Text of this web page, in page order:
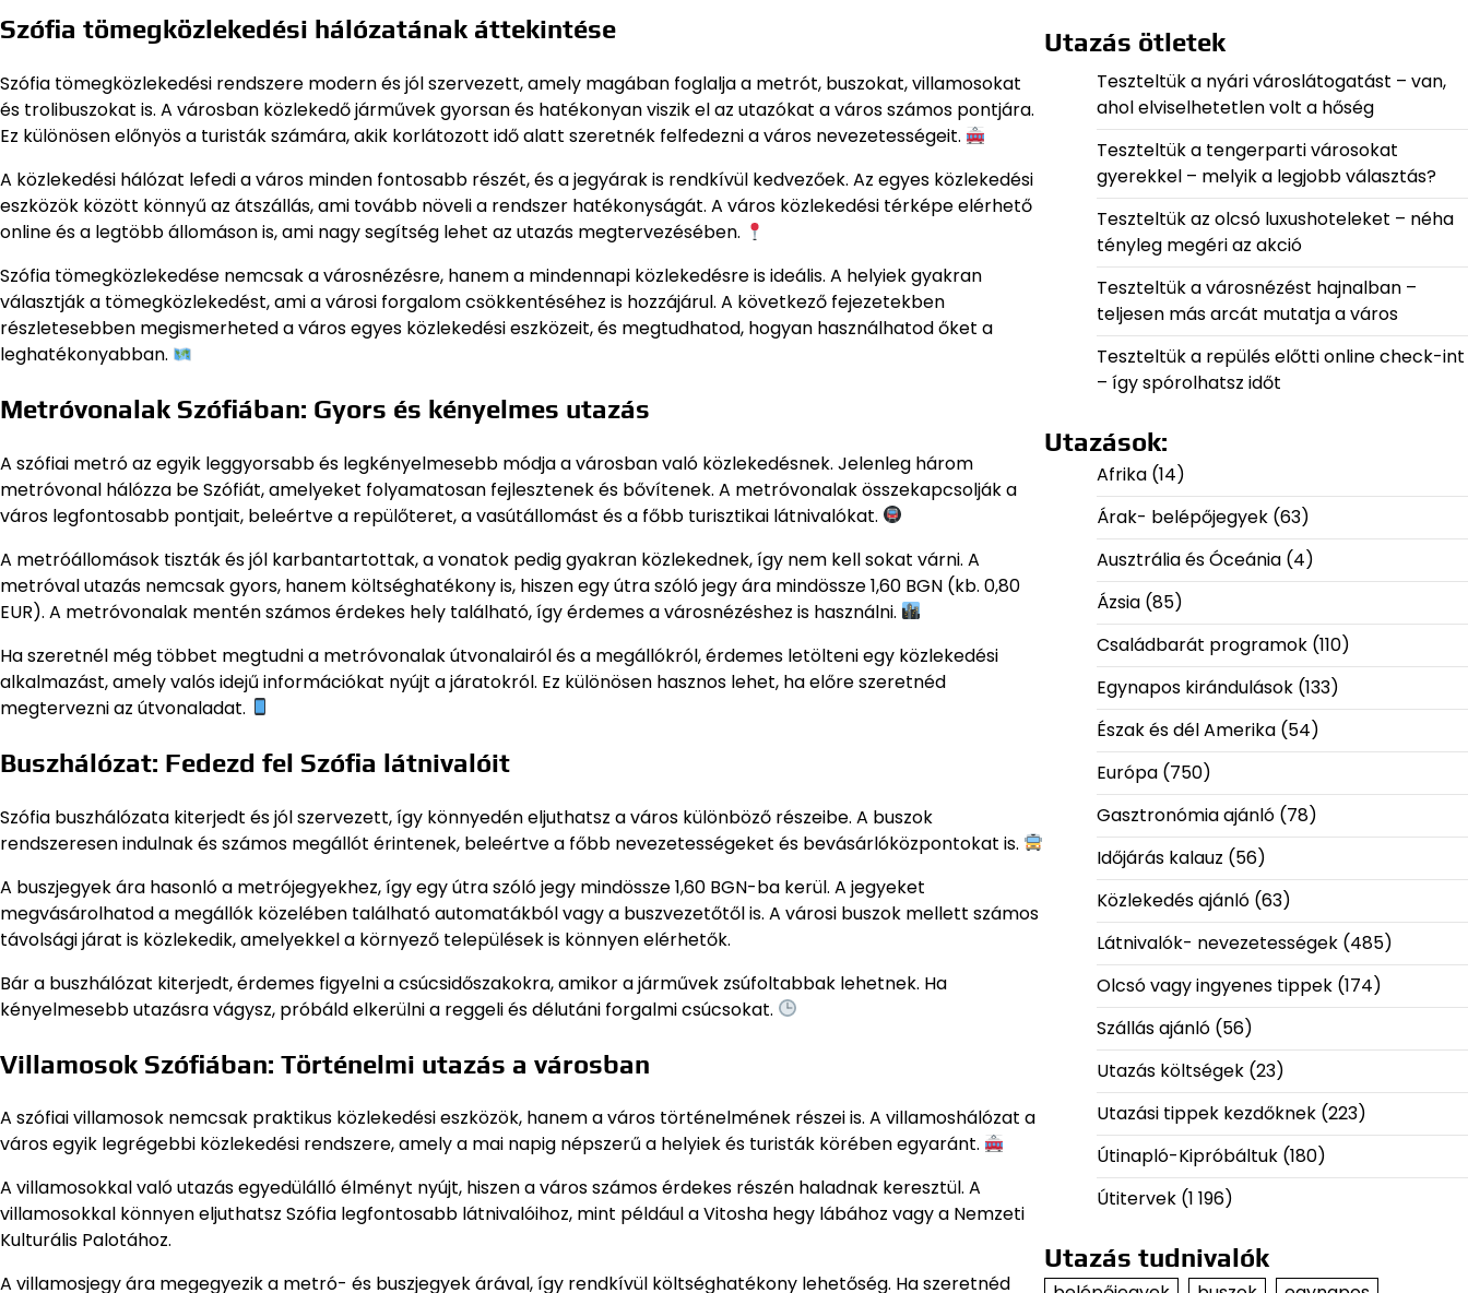
Szófia tömegközlekedési hálózatának áttekintése
Szófia tömegközlekedési rendszere modern és jól szervezett, amely magában foglalja a metrót, buszokat, villamosokat
és trolibuszokat is. A városban közlekedő járművek gyorsan és hatékonyan viszik el az utazókat a város számos pontjára.
Ez különösen előnyös a turisták számára, akik korlátozott idő alatt szeretnék felfedezni a város nevezetességeit.
A közlekedési hálózat lefedi a város minden fontosabb részét, és a jegyárak is rendkívül kedvezőek. Az egyes közlekedési
eszközök között könnyű az átszállás, ami tovább növeli a rendszer hatékonyságát. A város közlekedési térképe elérhető
online és a legtöbb állomáson is, ami nagy segítség lehet az utazás megtervezésében.
Szófia tömegközlekedése nemcsak a városnézésre, hanem a mindennapi közlekedésre is ideális. A helyiek gyakran
választják a tömegközlekedést, ami a városi forgalom csökkentéséhez is hozzájárul. A következő fejezetekben
részletesebben megismerheted a város egyes közlekedési eszközeit, és megtudhatod, hogyan használhatod őket a
leghatékonyabban.
Metróvonalak Szófiában: Gyors és kényelmes utazás
A szófiai metró az egyik leggyorsabb és legkényelmesebb módja a városban való közlekedésnek. Jelenleg három
metróvonal hálózza be Szófiát, amelyeket folyamatosan fejlesztenek és bővítenek. A metróvonalak összekapcsolják a
város legfontosabb pontjait, beleértve a repülőteret, a vasútállomást és a főbb turisztikai látnivalókat.
A metróállomások tiszták és jól karbantartottak, a vonatok pedig gyakran közlekednek, így nem kell sokat várni. A
metróval utazás nemcsak gyors, hanem költséghatékony is, hiszen egy útra szóló jegy ára mindössze 1,60 BGN (kb. 0,80
EUR). A metróvonalak mentén számos érdekes hely található, így érdemes a városnézéshez is használni.
Ha szeretnél még többet megtudni a metróvonalak útvonalairól és a megállókról, érdemes letölteni egy közlekedési
alkalmazást, amely valós idejű információkat nyújt a járatokról. Ez különösen hasznos lehet, ha előre szeretnéd
megtervezni az útvonaladat.
Buszhálózat: Fedezd fel Szófia látnivalóit
Szófia buszhálózata kiterjedt és jól szervezett, így könnyedén eljuthatsz a város különböző részeibe. A buszok
rendszeresen indulnak és számos megállót érintenek, beleértve a főbb nevezetességeket és bevásárlóközpontokat is.
A buszjegyek ára hasonló a metrójegyekhez, így egy útra szóló jegy mindössze 1,60 BGN-ba kerül. A jegyeket
megvásárolhatod a megállók közelében található automatákból vagy a buszvezetőtől is. A városi buszok mellett számos
távolsági járat is közlekedik, amelyekkel a környező települések is könnyen elérhetők.
Bár a buszhálózat kiterjedt, érdemes figyelni a csúcsidőszakokra, amikor a járművek zsúfoltabbak lehetnek. Ha
kényelmesebb utazásra vágysz, próbáld elkerülni a reggeli és délutáni forgalmi csúcsokat.
Villamosok Szófiában: Történelmi utazás a városban
A szófiai villamosok nemcsak praktikus közlekedési eszközök, hanem a város történelmének részei is. A villamoshálózat a
város egyik legrégebbi közlekedési rendszere, amely a mai napig népszerű a helyiek és turisták körében egyaránt.
A villamosokkal való utazás egyedülálló élményt nyújt, hiszen a város számos érdekes részén haladnak keresztül. A
villamosokkal könnyen eljuthatsz Szófia legfontosabb látnivalóihoz, mint például a Vitosha hegy lábához vagy a Nemzeti
Kulturális Palotához.
A villamosjegy ára megegyezik a metró- és buszjegyek árával, így rendkívül költséghatékony lehetőség. Ha szeretnéd
Utazás ötletek
Teszteltük a nyári városlátogatást – van,
ahol elviselhetetlen volt a hőség
Teszteltük a tengerparti városokat
gyerekkel – melyik a legjobb választás?
Teszteltük az olcsó luxushoteleket – néha
tényleg megéri az akció
Teszteltük a városnézést hajnalban –
teljesen más arcát mutatja a város
Teszteltük a repülés előtti online check-int
– így spórolhatsz időt
Utazások:
Afrika(14)
Árak- belépőjegyek(63)
Ausztrália és Óceánia(4)
Ázsia(85)
Családbarát programok(110)
Egynapos kirándulások(133)
Észak és dél Amerika(54)
Európa(750)
Gasztronómia ajánló(78)
Időjárás kalauz (56)
Közlekedés ajánló(63)
Látnivalók- nevezetességek(485)
Olcsó vagy ingyenes tippek(174)
Szállás ajánló(56)
Utazás költségek(23)
Utazási tippek kezdőknek(223)
Útinapló-Kipróbáltuk(180)
Útitervek(1 196)
Utazás tudnivalók